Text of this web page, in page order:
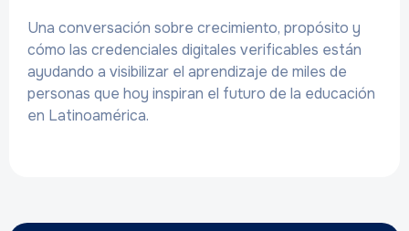
Una conversación sobre crecimiento, propósito y
cómo las credenciales digitales verificables están
ayudando a visibilizar el aprendizaje de miles de
personas que hoy inspiran el futuro de la educación
en Latinoamérica.